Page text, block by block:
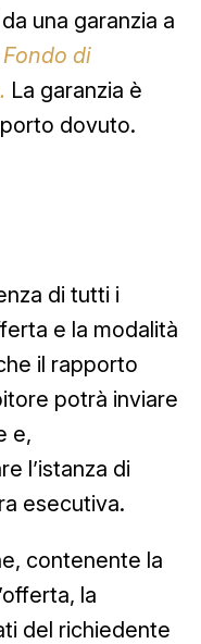
una garanzia a
Fondo di
La garanzia è
dovuto.
di tutti i
e la modalità
il rapporto
potrà inviare
e,
l’istanza di
esecutiva.
contenente la
la
del richiedente